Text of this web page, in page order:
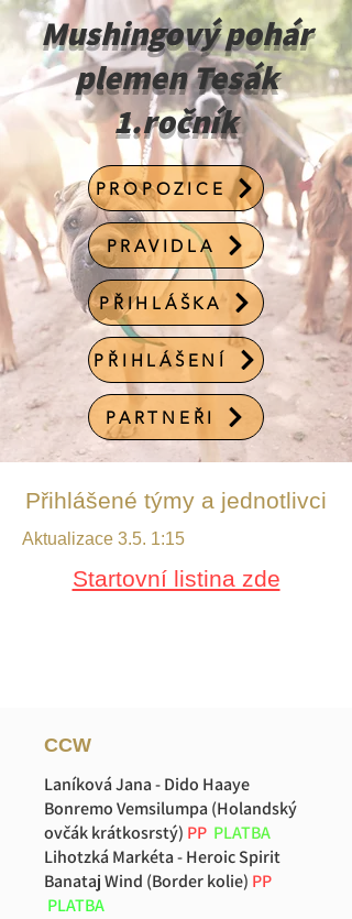
Mushingový pohár
plemen Tesák
1.ročník
PROPOZICE
PRAVIDLA
PŘIHLÁŠKA
PŘIHLÁŠENÍ
PARTNEŘI
Přihlášené týmy a jednotlivci
Aktualizace 3.5. 1:15
Startovní listina zde
CCW
Laníková Jana - Dido Haaye
Bonremo Vemsilumpa (Holandský
ovčák krátkosrstý) PP PLATBA
Lihotzká Markéta - Heroic Spirit
Banataj Wind (Border kolie) PP
PLATBA